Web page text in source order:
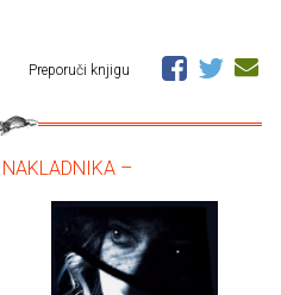
Preporuči knjigu
–